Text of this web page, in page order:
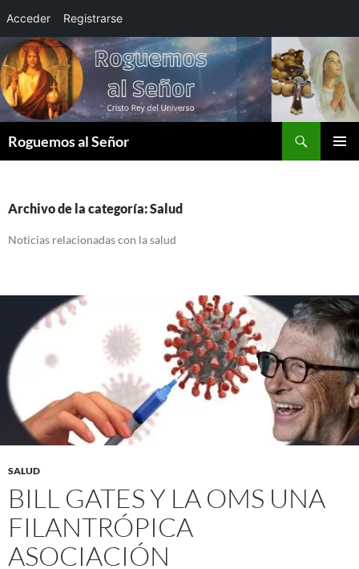
Acceder Registrarse
Saltar
al
contenido
Roguemos al Señor
Archivo de la categoría: Salud
Noticias relacionadas con la salud
SALUD
BILL GATES Y LA OMS UNA
FILANTRÓPICA
ASOCIACIÓN